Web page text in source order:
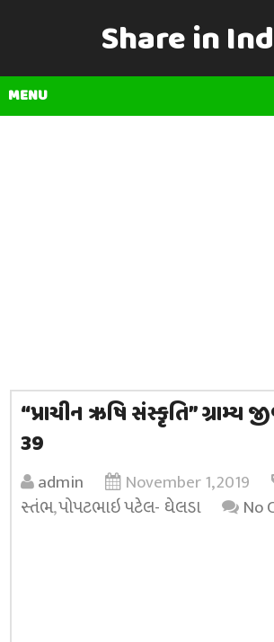
Share in
MENU
“પ્રાચીન ઋષિ સંસ્કૃતિ” ગ્રામ્ય
39
admin November 1, 2019
સ્તંભ,પોપટભાઇ પટેલ- ઘેલડા No